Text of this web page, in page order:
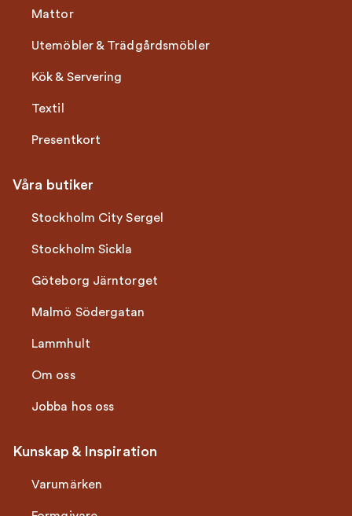
Mattor
Utemöbler & Trädgårdsmöbler
Kök & Servering
Textil
Presentkort
Våra butiker
Stockholm City Sergel
Stockholm Sickla
Göteborg Järntorget
Malmö Södergatan
Lammhult
Om oss
Jobba hos oss
Kunskap & Inspiration
Varumärken